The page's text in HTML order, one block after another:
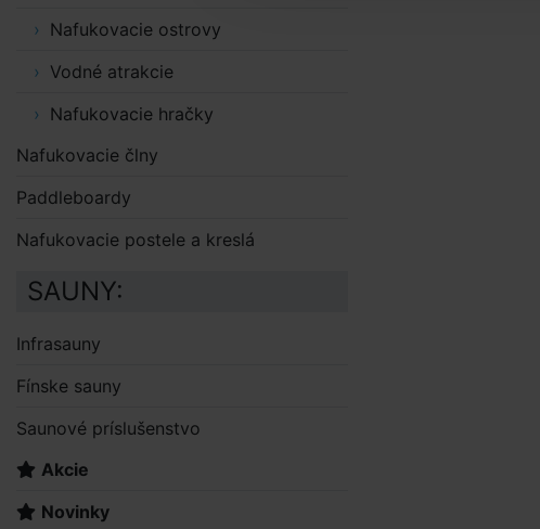
Nafukovacie ostrovy
Vodné atrakcie
Nafukovacie hračky
Nafukovacie člny
Paddleboardy
Nafukovacie postele a kreslá
SAUNY:
Infrasauny
Fínske sauny
Saunové príslušenstvo
Akcie
Novinky